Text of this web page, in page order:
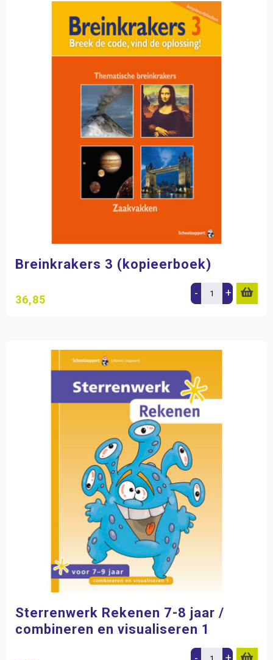
Breinkrakers 3 (kopieerboek)
36,85 - +
Sterrenwerk Rekenen 7-8 jaar /
combineren en visualiseren 1